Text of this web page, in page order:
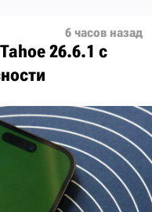
6 часов назад
26.6.1 с